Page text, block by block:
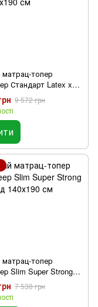
матрац-топер
Стандарт Latex x3
9 572 грн
матрац-топер
Slim Super Strong
см
7 538 грн